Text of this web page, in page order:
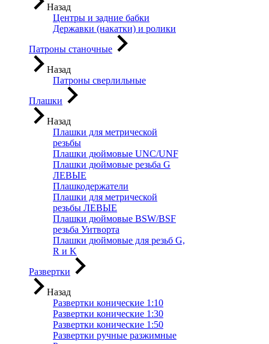
Назад
Центры и задние бабки
Державки (накатки) и ролики
Патроны станочные
Назад
Патроны сверлильные
Плашки
Назад
Плашки для метрической
резьбы
Плашки дюймовые UNC/UNF
Плашки дюймовые резьба G
ЛЕВЫЕ
Плашкодержатели
Плашки для метрической
резьбы ЛЕВЫЕ
Плашки дюймовые BSW/BSF
резьба Уитворта
Плашки дюймовые для резьб G,
R и K
Развертки
Назад
Развертки конические 1:10
Развертки конические 1:30
Развертки конические 1:50
Развертки ручные разжимные